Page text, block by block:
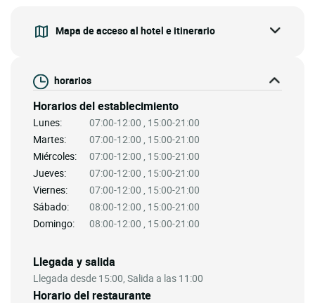
Mapa de acceso al hotel e itinerario
horarios
Horarios del establecimiento
Lunes:
07:00-12:00 , 15:00-21:00
Martes:
07:00-12:00 , 15:00-21:00
Miércoles:
07:00-12:00 , 15:00-21:00
Jueves:
07:00-12:00 , 15:00-21:00
Viernes:
07:00-12:00 , 15:00-21:00
Sábado:
08:00-12:00 , 15:00-21:00
Domingo:
08:00-12:00 , 15:00-21:00
Llegada y salida
Llegada desde 15:00, Salida a las 11:00
Horario del restaurante